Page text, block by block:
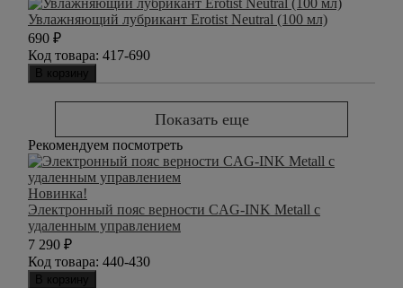
Увлажняющий лубрикант Erotist Neutral (100 мл)
690 ₽
Код товара: 417-690
В корзину
Показать еще
Рекомендуем посмотреть
Новинка!
Электронный пояс верности CAG-INK Metall с
удаленным управлением
7 290 ₽
Код товара: 440-430
В корзину